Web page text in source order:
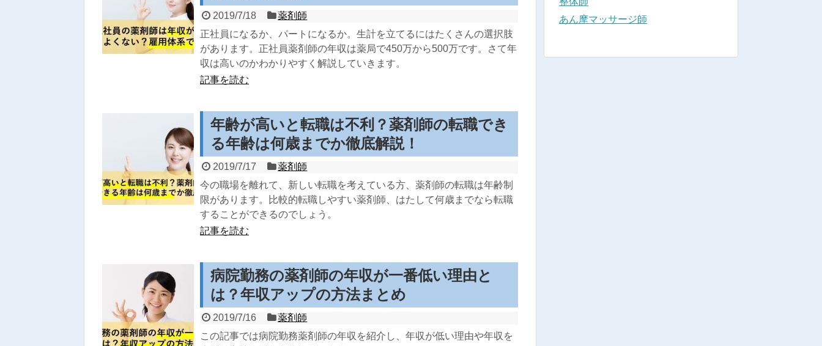
2019/7/18
薬剤師
正社員になるか、パートになるか。生計を立てるにはたくさんの選択肢
があります。正社員薬剤師の年収は薬局で450万から500万です。さて年
収は高いのかわかりやすく解説していきます。
記事を読む
年齢が高いと転職は不利？薬剤師の転職でき
る年齢は何歳までか徹底解説！
2019/7/17
薬剤師
今の職場を離れて、新しい転職を考えている方、薬剤師の転職は年齢制
限があります。比較的転職しやすい薬剤師、はたして何歳までなら転職
することができるのでしょう。
記事を読む
病院勤務の薬剤師の年収が一番低い理由と
は？年収アップの方法まとめ
2019/7/16
薬剤師
この記事では病院勤務薬剤師の年収を紹介し、年収が低い理由や年収を
あん摩マッサージ師